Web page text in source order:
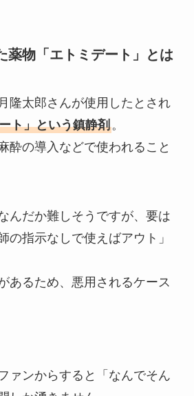
薬物「エトミデート」とは
隆太郎さんが使用したとされ
ト」という鎮静剤。
酔の導入などで使われること
んだか難しそうですが、要は
の指示なしで使えばアウト」
あるため、悪用されるケース
ァンからすると「なんでそん